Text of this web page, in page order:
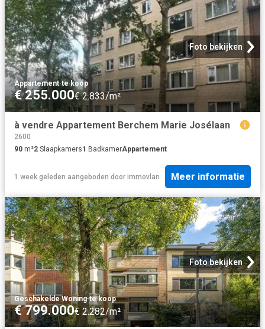
Foto bekijken
Appartement·te koop
€ 255.000€ 2.833/m²
à vendre Appartement Berchem Marie Josélaan
2600
90 m²2 Slaapkamers1 BadkamerAppartement
1 week geleden aangeboden door immovlan Meer informatie
Foto bekijken
Geschakelde Woning·te koop
€ 799.000€ 2.282/m²